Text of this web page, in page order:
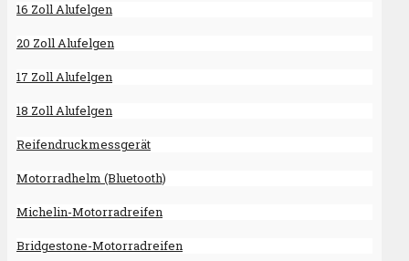
16 Zoll Alufelgen
20 Zoll Alufelgen
17 Zoll Alufelgen
18 Zoll Alufelgen
Reifendruckmessgerät
Motorradhelm (Bluetooth)
Michelin-Motorradreifen
Bridgestone-Motorradreifen